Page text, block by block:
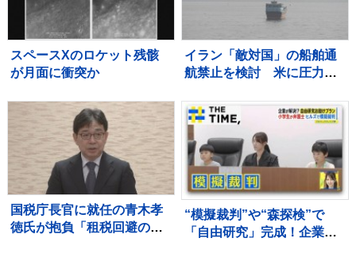
スペースXのロケット残骸
が月面に衝突か
イラン「敵対国」の船舶通
航禁止を検討 米に圧力の
国税庁長官に就任の青木孝
徳氏が抱負「租税回避のス
“模擬裁判”や“森探検”で
「自由研究」完成！企業